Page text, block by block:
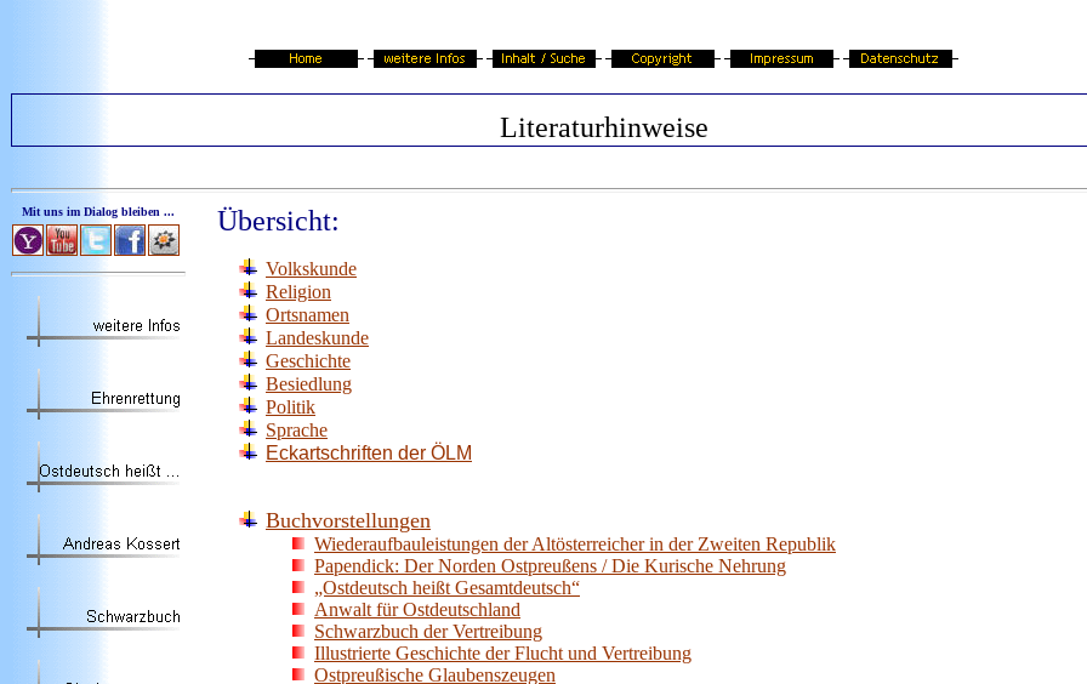
Literaturhinweise
Mit uns im Dialog bleiben ... Übersicht:
Volkskunde
Religion
Ortsnamen
Landeskunde
Geschichte
Besiedlung
Politik
Sprache
Eckartschriften der ÖLM
Buchvorstellungen
Wiederaufbauleistungen der Altösterreicher in der Zweiten Republik
Papendick: Der Norden Ostpreußens / Die Kurische Nehrung
„Ostdeutsch heißt Gesamtdeutsch“
Anwalt für Ostdeutschland
Schwarzbuch der Vertreibung
Illustrierte Geschichte der Flucht und Vertreibung
Ostpreußische Glaubenszeugen